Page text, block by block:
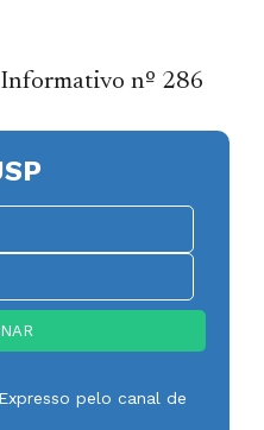
nº 286
pelo canal de